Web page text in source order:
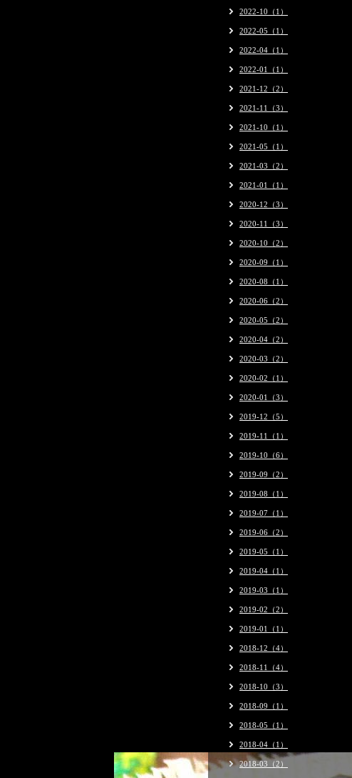
2022-10（1）
2022-05（1）
2022-04（1）
2022-01（1）
2021-12（2）
2021-11（3）
2021-10（1）
2021-05（1）
2021-03（2）
2021-01（1）
2020-12（3）
2020-11（3）
2020-10（2）
2020-09（1）
2020-08（1）
2020-06（2）
2020-05（2）
2020-04（2）
2020-03（2）
2020-02（1）
2020-01（3）
2019-12（5）
2019-11（1）
2019-10（6）
2019-09（2）
2019-08（1）
2019-07（1）
2019-06（2）
2019-05（1）
2019-04（1）
2019-03（1）
2019-02（2）
2019-01（1）
2018-12（4）
2018-11（4）
2018-10（3）
2018-09（1）
2018-05（1）
2018-04（1）
2018-03（2）